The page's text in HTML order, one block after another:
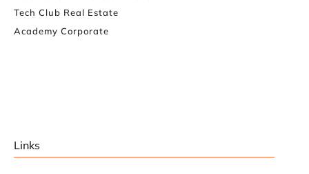
Tech Club Real Estate
Academy Corporate
Links